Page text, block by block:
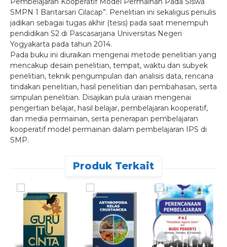
SMPN 1 Bantarsari Cilacap”. Penelitian ini sekaligus penulis
jadikan sebagai tugas akhir (tesis) pada saat menempuh
pendidikan S2 di Pascasarjana Universitas Negeri
Yogyakarta pada tahun 2014.
Pada buku ini diuraikan mengenai metode penelitian yang
mencakup desain penelitian, tempat, waktu dan subyek
penelitian, teknik pengumpulan dan analisis data, rencana
tindakan penelitian, hasil penelitian dan pembahasan, serta
simpulan penelitian. Disajikan pula uraian mengenai
pengertian belajar, hasil belajar, pembelajaran kooperatif,
dan media permainan, serta penerapan pembelajaran
kooperatif model permainan dalam pembelajaran IPS di
SMP.
Produk Terkait